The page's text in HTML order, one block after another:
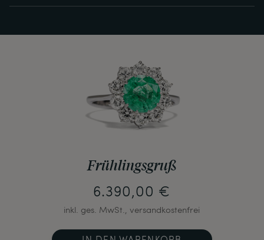
Frühlingsgruß
6.390,00 €
inkl. ges. MwSt., versandkostenfrei